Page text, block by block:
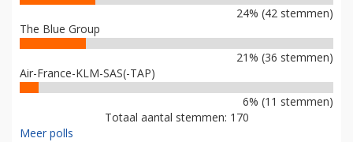
24% (42 stemmen)
The Blue Group
21% (36 stemmen)
Air-France-KLM-SAS(-TAP)
6% (11 stemmen)
Totaal aantal stemmen: 170
Meer polls